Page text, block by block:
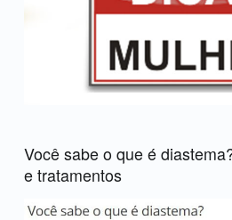
Você sabe o que é
e tratamentos